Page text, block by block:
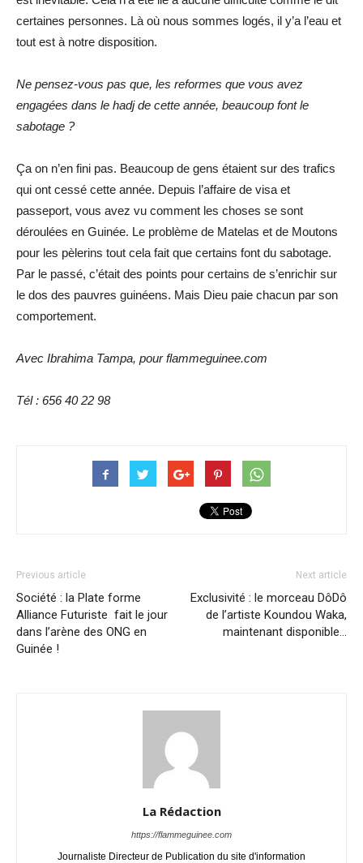
certaines personnes. Là où nous sommes logés, il y’a l’eau et
tout est à notre disposition.
Ne pensez-vous pas que, les reformes que vous avez
engagées dans le hadj de cette année, beaucoup font le
sabotage ?
Ça on n’en fini pas. Beaucoup de gens étaient sur des trafics
qui ont cessé cette année. Depuis l’affaire de visa et
passeport, vous avez vu comment les choses se sont
déroulées en Guinée. Le problème de Matelas et de Moutons
pour les pèlerins tout cela fait que certains font du sabotage.
Par le passé, c’était des points pour certains de s’enrichir sur
le dos des pauvres guinéens. Mais Dieu paie chacun par son
comportement.
Avec Ibrahima Tampa, pour flammeguinee.com
Tél : 656 40 22 98
Previous article
Société : la Plate forme
Alliance Futuriste fait le jour
dans l’arène des ONG en
Guinée !
Next article
Exclusivité : le morceau DôDô
de l’artiste Koundou Waka,
maintenant disponible…
La Rédaction
https://flammeguinee.com
Journaliste Directeur de Publication du site d'information